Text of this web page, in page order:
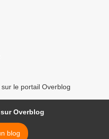
le portail Overblog
Overblog
blog